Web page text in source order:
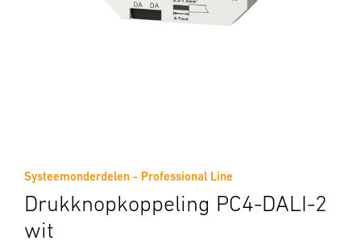
Systeemonderdelen - Professional Line
Drukknopkoppeling PC4-DALI-2
wit